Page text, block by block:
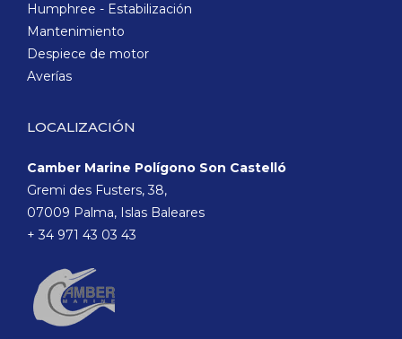
Humphree - Estabilización
Mantenimiento
Despiece de motor
Averías
LOCALIZACIÓN
Camber Marine Polígono Son Castelló
Gremi des Fusters, 38,
07009 Palma, Islas Baleares
+ 34 971 43 03 43